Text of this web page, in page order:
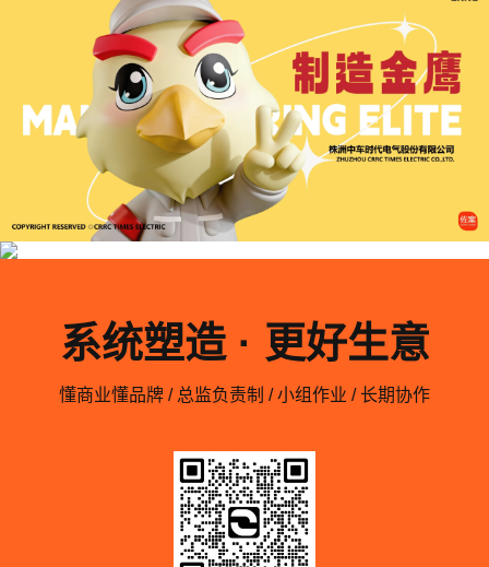
系统塑造 · 更好生意
懂商业懂品牌 / 总监负责制 / 小组作业 / 长期协作